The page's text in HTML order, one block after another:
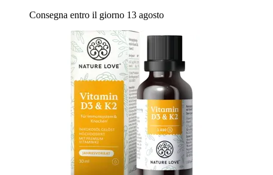
Consegna entro il giorno 13 agosto